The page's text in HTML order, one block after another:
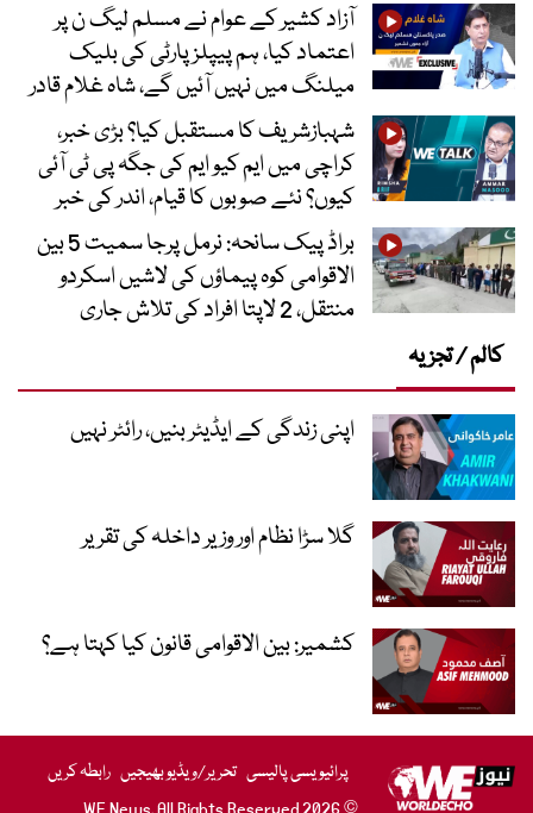
آزاد کشیر کے عوام نے مسلم لیگ ن پر
اعتماد کیا، ہم پیپلز پارٹی کی بلیک
میلنگ میں نہیں آئیں گے، شاہ غلام قادر
شہبازشریف کا مستقبل کیا؟ بڑی خبر،
کراچی میں ایم کیو ایم کی جگہ پی ٹی آئی
کیوں؟ نئے صوبوں کا قیام، اندر کی خبر
براڈ پیک سانحہ: نرمل پرجا سمیت 5 بین
الاقوامی کوہ پیماؤں کی لاشیں اسکردو
منتقل، 2 لاپتا افراد کی تلاش جاری
کالم / تجزیہ
اپنی زندگی کے ایڈیٹر بنیں، رائٹر نہیں
گلا سڑا نظام اور وزیر داخلہ کی تقریر
کشمیر: بین الاقوامی قانون کیا کہتا ہے؟
پرائیویسی پالیسی تحریر/ویڈیو بھیجیں رابطہ کریں